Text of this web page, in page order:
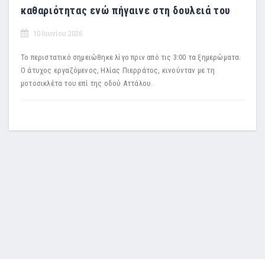
καθαριότητας ενώ πήγαινε στη δουλειά του
10 Ιουνίου 2026
Το περιστατικό σημειώθηκε λίγο πριν από τις 3:00 τα ξημερώματα.
Ο άτυχος εργαζόμενος, Ηλίας Πιερράτος, κινούνταν με τη
μοτοσικλέτα του επί της οδού Αττάλου.